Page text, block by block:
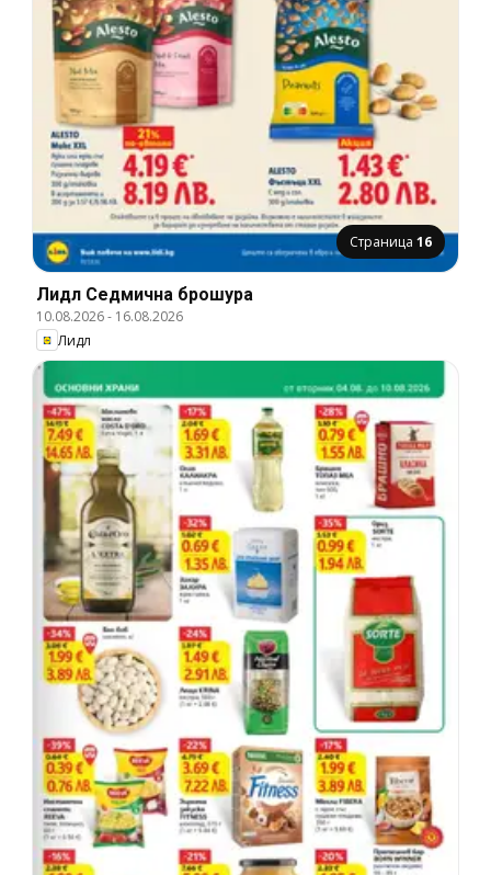
Страница 16
Лидл Cедмична брошура
10.08.2026- 16.08.2026
Лидл